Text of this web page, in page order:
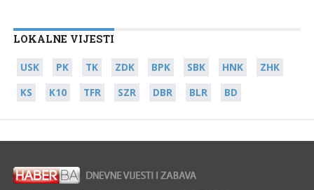
LOKALNE VIJESTI
USK PK TK ZDK BPK SBK HNK
ZHK
KS
K10 TFR SZR DBR BLR BD